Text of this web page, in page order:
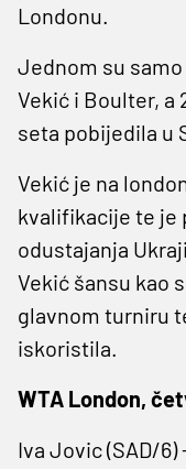
Londonu.
Jednom su
Vekić i Boulter, a
seta pobijedila u
Vekić je na
kvalifikacije te je
odustajanja
Vekić šansu kao
glavnom turniru
iskoristila.
WTA London,
Iva Jovic (SAD/